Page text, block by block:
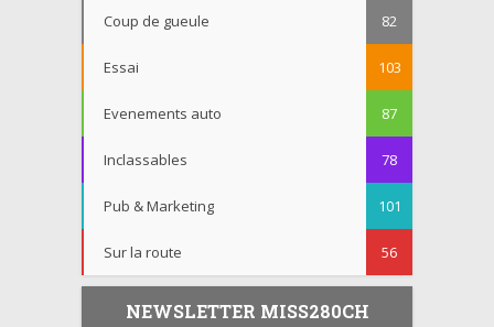
Coup de gueule 82
Essai 103
Evenements auto 87
Inclassables 78
Pub & Marketing 101
Sur la route 56
NEWSLETTER MISS280CH